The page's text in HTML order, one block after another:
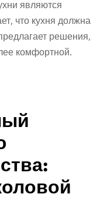
являются
что кухня должна
решения,
комфортной.